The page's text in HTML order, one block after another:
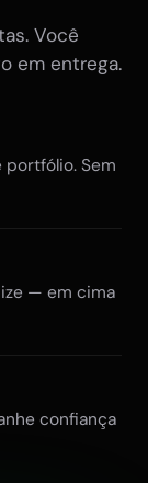
Você
em entrega.
Sem
— em cima
confiança